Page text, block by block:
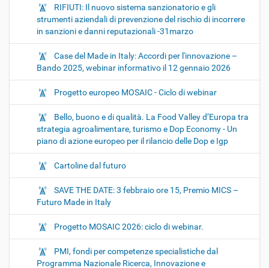
RIFIUTI: Il nuovo sistema sanzionatorio e gli
strumenti aziendali di prevenzione del rischio di incorrere
in sanzioni e danni reputazionali -31marzo
Case del Made in Italy: Accordi per l'innovazione –
Bando 2025, webinar informativo il 12 gennaio 2026
Progetto europeo MOSAIC - Ciclo di webinar
Bello, buono e di qualità. La Food Valley d’Europa tra
strategia agroalimentare, turismo e Dop Economy - Un
piano di azione europeo per il rilancio delle Dop e Igp
Cartoline dal futuro
SAVE THE DATE: 3 febbraio ore 15, Premio MICS –
Futuro Made in Italy
Progetto MOSAIC 2026: ciclo di webinar.
PMI, fondi per competenze specialistiche dal
Programma Nazionale Ricerca, Innovazione e